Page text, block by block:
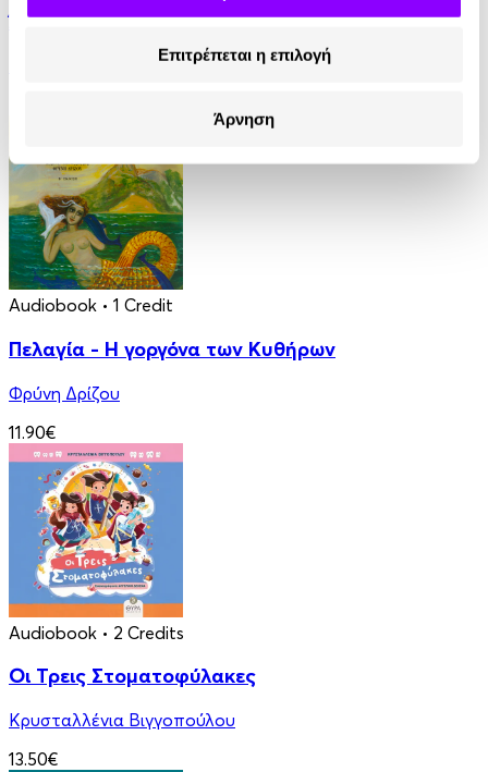
Επιτρέπεται η επιλογή
Άρνηση
Άντα Λαβλέις. Η πρώτη προγραμματίστρια
Audiobook • 1 Credit
Πελαγία - Η γοργόνα των Κυθήρων
Φρύνη Δρίζου
11.90€
Audiobook • 2 Credits
Οι Τρεις Στοματοφύλακες
Κρυσταλλένια Βιγγοπούλου
13.50€